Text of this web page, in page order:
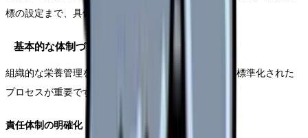
標の設定まで、具体的な方法をご紹介します。
基本的な体制づくり
組織的な栄養管理を実現するためには、明確な体制と標準化された
プロセスが重要です。
責任体制の明確化